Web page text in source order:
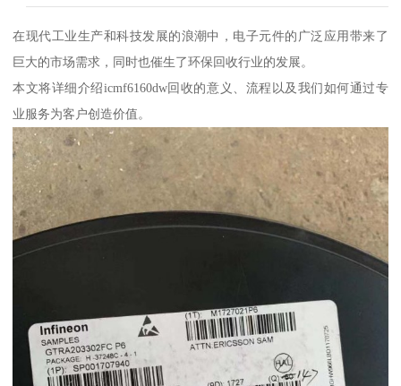
在现代工业生产和科技发展的浪潮中，电子元件的广泛应用带来了
巨大的市场需求，同时也催生了环保回收行业的发展。
本文将详细介绍icmf6160dw回收的意义、流程以及我们如何通过专
业服务为客户创造价值。